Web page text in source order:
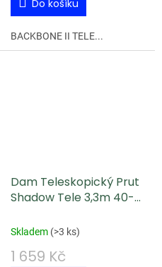
Do košíku
BACKBONE II TELE...
Dam Teleskopický Prut
Shadow Tele 3,3m 40-
Skladem (>3 ks)
1 659 Kč